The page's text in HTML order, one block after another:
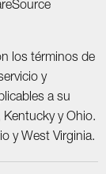
los términos de
y
a su
y Ohio.
y West Virginia.